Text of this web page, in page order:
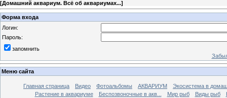
[Домашний аквариум. Всё об аквариумах...]
Форма входа
Логин:
Пароль:
запомнить
Меню сайта
Главная страница Видео Фотоальбомы АКВАРИУМ
Экосистема в
Растение в аквариуме
Беспозвоночные в акв... Мир рыб Виды рыб